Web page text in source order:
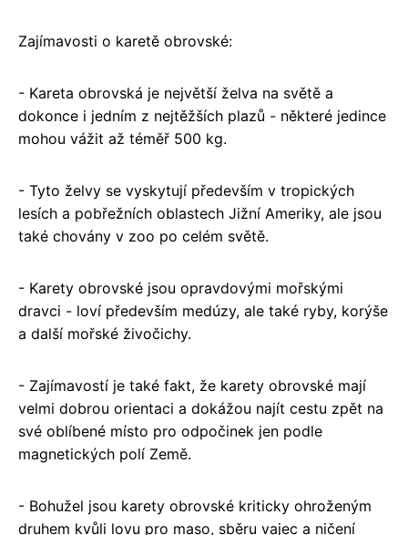
Zajímavosti o karetě obrovské:
- Kareta obrovská je největší želva na světě a
dokonce i jedním z nejtěžších plazů - některé jedince
mohou vážit až téměř 500 kg.
- Tyto želvy se vyskytují především v tropických
lesích a pobřežních oblastech Jižní Ameriky, ale jsou
také chovány v zoo po celém světě.
- Karety obrovské jsou opravdovými mořskými
dravci - loví především medúzy, ale také ryby, korýše
a další mořské živočichy.
- Zajímavostí je také fakt, že karety obrovské mají
velmi dobrou orientaci a dokážou najít cestu zpět na
své oblíbené místo pro odpočinek jen podle
magnetických polí Země.
- Bohužel jsou karety obrovské kriticky ohroženým
druhem kvůli lovu pro maso, sběru vajec a ničení